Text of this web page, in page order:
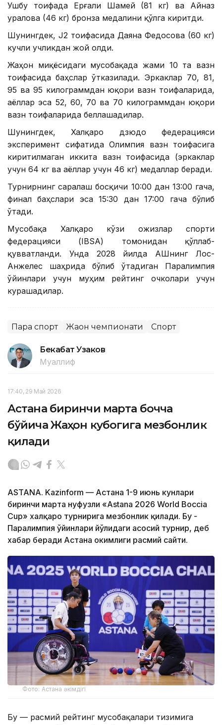
Ушбу тоифада Ерғали Шамей (81 кг) ва Айназ
Қуралова (46 кг) бронза медалини қўлга киритди.
Шунингдек, J2 тоифасида Даяна Федосова (60 кг)
кучли учликдан жой олди.
Жаҳон миқёсидаги мусобақада жами 10 та вазн
тоифасида баҳслар ўтказилади. Эркаклар 70, 81,
95 ва 95 килограммдан юқори вазн тоифаларида,
аёллар эса 52, 60, 70 ва 70 килограммдан юқори
вазн тоифаларида беллашадилар.
Шунингдек, Халқаро дзюдо федерацияси
эксперимент сифатида Олимпия вазн тоифасига
киритилмаган иккита вазн тоифасида (эркаклар
учун 64 кг ва аёллар учун 46 кг) медаллар беради.
Турнирнинг саралаш босқичи 10:00 дан 13:00 гача,
финал баҳслари эса 15:30 дан 17:00 гача бўлиб
ўтади.
Мусобақа Халқаро кўзи ожизлар спорти
федерацияси (IBSA) томонидан қўллаб-
қувватланди. Унда 2028 йилда АҚШнинг Лос-
Анжелес шаҳрида бўлиб ўтадиган Паралимпия
ўйинлари учун муҳим рейтинг очколари учун
курашадилар.
Пара спорт Жаҳон чемпионати Спорт
Бекабат Узаков
Муаллиф
17:40, 29 Май 2026
Астана биринчи марта бочча
бўйича Жаҳон кубогига мезбонлик
қилади
ASTANA. Kazinform — Астана 1-9 июнь кунлари
биринчи марта нуфузли «Astana 2026 World Boccia
Cup» халқаро турнирига мезбонлик қилади. Бу -
Паралимпия ўйинлари йўлидаги асосий турнир, деб
хабар беради Астана ҳокимлиги расмий сайти.
Фото: Астана әкімдігі
Бу — расмий рейтинг мусобақалари тизимига